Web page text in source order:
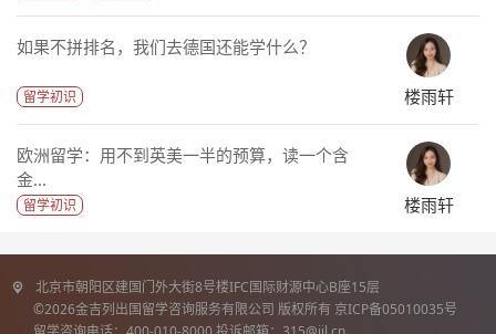
如果不拼排名，我们去德国还能学什么？
留学初识 楼雨轩
欧洲留学：用不到英美一半的预算，读一个含
金...
留学初识 楼雨轩
北京市朝阳区建国门外大街8号楼IFC国际财源中心B座15层
©2026金吉列出国留学咨询服务有限公司 版权所有 京ICP备05010035号